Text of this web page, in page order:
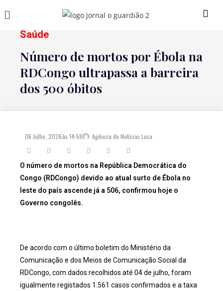
Saúde
Número de mortos por Ébola na
RDCongo ultrapassa a barreira
dos 500 óbitos
06 Julho, 2026às 14:59 Agência de Notícias Lusa
O número de mortos na República Democrática do
Congo (RDCongo) devido ao atual surto de Ébola no
leste do país ascende já a 506, confirmou hoje o
Governo congolês.
De acordo com o último boletim do Ministério da
Comunicação e dos Meios de Comunicação Social da
RDCongo, com dados recolhidos até 04 de julho, foram
igualmente registados 1.561 casos confirmados e a taxa